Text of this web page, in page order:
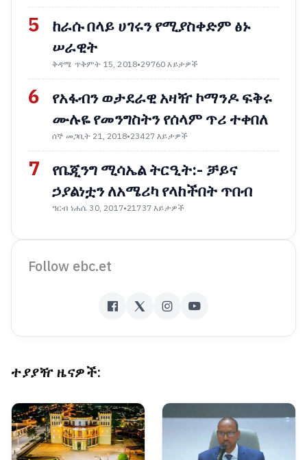
5
ከራሱ በላይ ሀገሩን የሚያስቀድም ፅኑ
ሠራዊት
ቅዳሜ ጥቅምት 15, 2018•29760 እይታዎች
6
የአፋብን ወታደራዊ አዛዥ ኮማንዶ ፍቅሩ
ሙሉዬ የመንግስትን የሰላም ጥሪ ተቀበለ
ሰኞ መጋቢት 21, 2018•23427 እይታዎች
7
የቤጂንግ ሚሳኤል ትርዒት:- ቻይና
ኃያልነቷን ለአሜሪካ የላከችበት ጥበብ
ዓርብ ነሐሴ 30, 2017•21737 እይታዎች
Follow ebc.et
ተያያዥ ዜናዎች: